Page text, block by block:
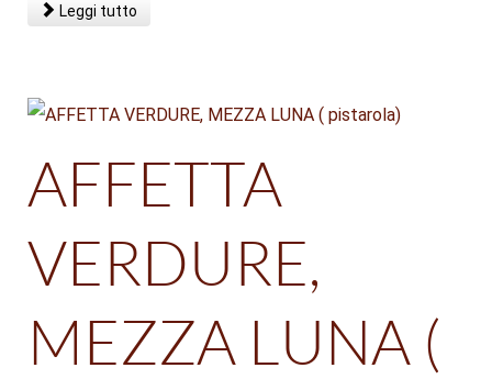
Leggi tutto
AFFETTA
VERDURE,
MEZZA LUNA (